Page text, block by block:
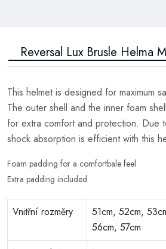
Reversal Lux Brusle Helma
This helmet is designed for maximum
The outer shell and the inner foam
for extra comfort and protection. Due
shock absorption is efficient with this
Foam padding for a comfortbale feel
Extra padding included
Vnitřní rozměry
51cm, 52cm,
56cm, 57cm